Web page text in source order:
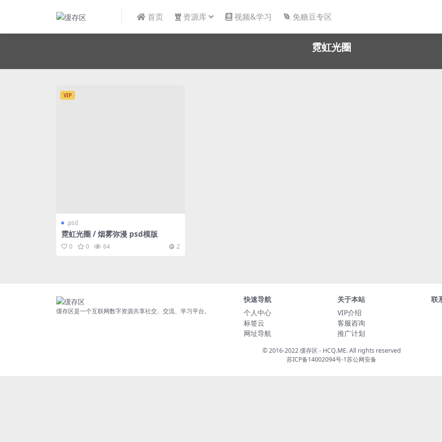
首页 资源库 视频&学习 免糖豆专区
霓虹光圈
VIP
.psd
霓虹光圈 / 烟雾弥漫 psd模版
0 0 64 2
缓存区是一个互联网数字资源共享社交、交流、学习平台。
快速导航
个人中心
标签云
网址导航
关于本站
VIP介绍
客服咨询
推广计划
联
© 2016-2022 缓存区 - HCQ.ME. All rights reserved
苏ICP备14002094号-1苏公网安备